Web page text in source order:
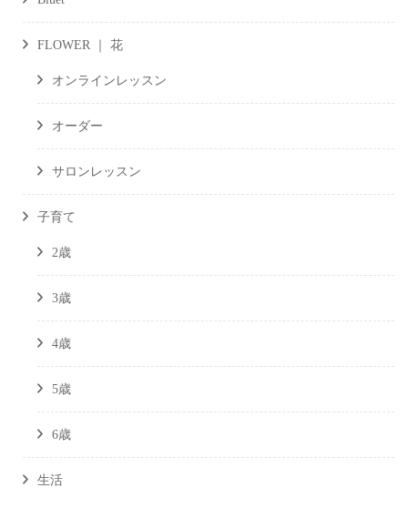
FLOWER ｜ 花
オンラインレッスン
オーダー
サロンレッスン
子育て
2歳
3歳
4歳
5歳
6歳
生活